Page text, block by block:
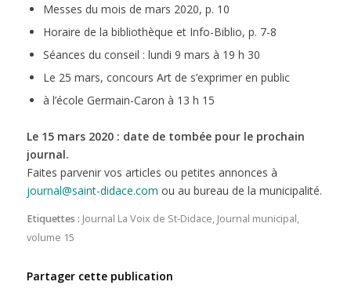
Messes du mois de mars 2020, p. 10
Horaire de la bibliothèque et Info-Biblio, p. 7-8
Séances du conseil : lundi 9 mars à 19 h 30
Le 25 mars, concours Art de s’exprimer en public
à l’école Germain-Caron à 13 h 15
Le 15 mars 2020 : date de tombée pour le prochain
journal.
Faites parvenir vos articles ou petites annonces à
journal@saint-didace.com ou au bureau de la municipalité.
Etiquettes : Journal La Voix de St-Didace, Journal municipal,
volume 15
Partager cette publication